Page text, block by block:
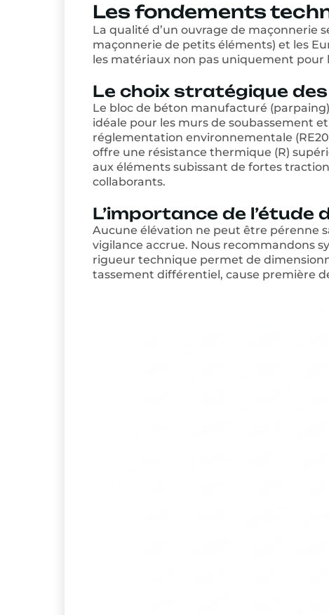
Les fondements
La qualité d’un ouvrage de maçonnerie
maçonnerie de petits éléments) et les
les matériaux non pas uniquement
Le choix stratégique
Le bloc de béton manufacturé
idéale pour les murs de soubassement
réglementation environnementale
offre une résistance thermique (R)
aux éléments subissant de fortes
collaborants.
L’importance de
Aucune élévation ne peut être pérenne
vigilance accrue. Nous recommandons
rigueur technique permet de
tassement différentiel, cause première